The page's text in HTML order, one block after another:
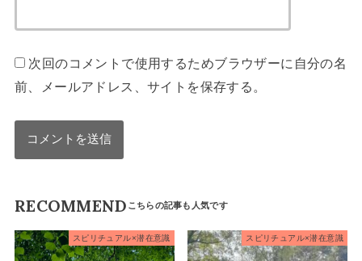
次回のコメントで使用するためブラウザーに自分の名
前、メールアドレス、サイトを保存する。
RECOMMEND
スピリチュアル×潜在意識 スピリチュアル×潜在意識